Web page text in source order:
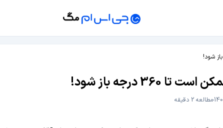
درجه باز شود!
مطالعه 2 دقیقه